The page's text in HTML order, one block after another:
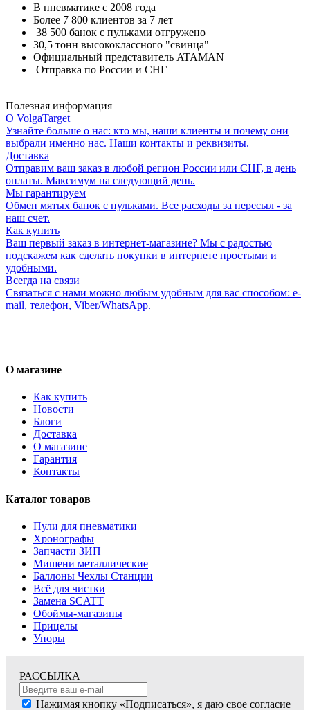
В пневматике с 2008 года
Более 7 800 клиентов за 7 лет
38 500 банок с пульками отгружено
30,5 тонн высококлассного "свинца"
Официальный представитель ATAMAN
Отправка по России и СНГ
Полезная информация
О VolgaTarget
Узнайте больше о нас: кто мы, наши клиенты и почему они
выбрали именно нас. Наши контакты и реквизиты.
Доставка
Отправим ваш заказ в любой регион России или СНГ, в день
оплаты. Максимум на следующий день.
Мы гарантируем
Обмен мятых банок с пульками. Все расходы за пересыл - за
наш счет.
Как купить
Ваш первый заказ в интернет-магазине? Мы с радостью
подскажем как сделать покупки в интернете простыми и
удобными.
Всегда на связи
Связаться с нами можно любым удобным для вас способом: e-
mail, телефон, Viber/WhatsApp.
О магазине
Как купить
Новости
Блоги
Доставка
О магазине
Гарантия
Контакты
Каталог товаров
Пули для пневматики
Хронографы
Запчасти ЗИП
Мишени металлические
Баллоны Чехлы Станции
Всё для чистки
Замена SCATT
Обоймы-магазины
Прицелы
Упоры
РАССЫЛКА
Нажимая кнопку «Подписаться», я даю свое согласие